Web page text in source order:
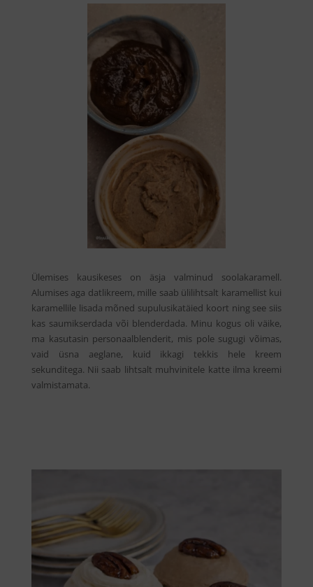
Ülemises kausikeses on äsja valminud soolakaramell.
Alumises aga datlikreem, mille saab ülilihtsalt karamellist kui
karamellile lisada mõned supulusikatäied koort ning see siis
kas saumikserdada või blenderdada. Minu kogus oli väike,
ma kasutasin personaalblenderit, mis pole sugugi võimas,
vaid üsna aeglane, kuid ikkagi tekkis hele kreem
sekunditega. Nii saab lihtsalt muhvinitele katte ilma kreemi
valmistamata.